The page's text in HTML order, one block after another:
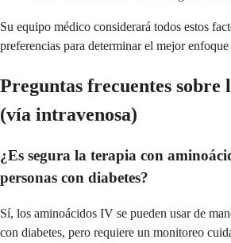
Su equipo médico considerará todos estos
preferencias para determinar el mejor
Preguntas frecuentes sobre
(vía intravenosa)
¿Es segura la terapia con
personas con diabetes?
Sí, los aminoácidos IV se pueden usar de
con diabetes, pero requiere un monitoreo